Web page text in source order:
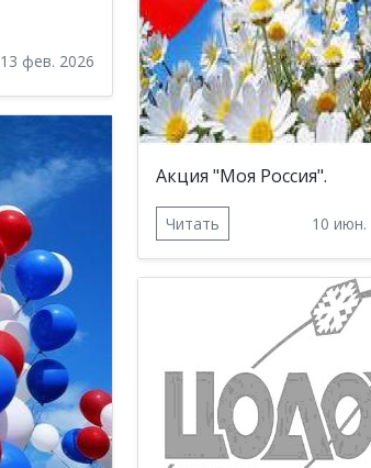
13 фев. 2026
Акция "Моя Россия".
Читать 10 июн.